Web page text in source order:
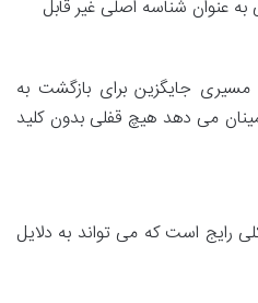
به عنوان شناسه اصلی غیر قابل
مسیری جایگزین برای بازگشت به
می دهد هیچ قفلی بدون کلید
رایج است که می تواند به دلایل